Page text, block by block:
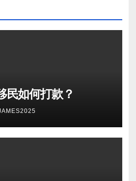
民如何打款？